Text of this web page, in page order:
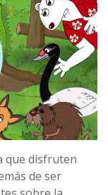
que disfruten
de ser